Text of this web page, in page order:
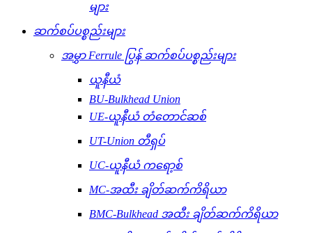
များ
ဆက်စပ်ပစ္စည်းများ
အမွှာ Ferrule ပြွန် ဆက်စပ်ပစ္စည်းများ
ယူနီယံ
BU-Bulkhead Union
UE-ယူနီယံ တံတောင်ဆစ်
UT-Union တီရှပ်
UC-ယူနီယံ ကရော့စ်
MC-အထီး ချိတ်ဆက်ကိရိယာ
BMC-Bulkhead အထီး ချိတ်ဆက်ကိရိယာ